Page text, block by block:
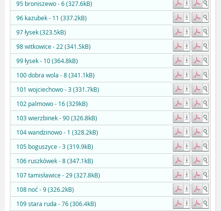
95 broniszewo - 6 (327.6kB)
96 kazubek - 11 (337.2kB)
97 łysek (323.5kB)
98 witkowice - 22 (341.5kB)
99 łysek - 10 (364.8kB)
100 dobra wola - 8 (341.1kB)
101 wojciechowo - 3 (331.7kB)
102 palmowo - 16 (329kB)
103 wierzbinek - 90 (326.8kB)
104 wandzinowo - 1 (328.2kB)
105 boguszyce - 3 (319.9kB)
106 ruszkówek - 8 (347.1kB)
107 tamisławice - 29 (327.8kB)
108 noć - 9 (326.2kB)
109 stara ruda - 76 (306.4kB)